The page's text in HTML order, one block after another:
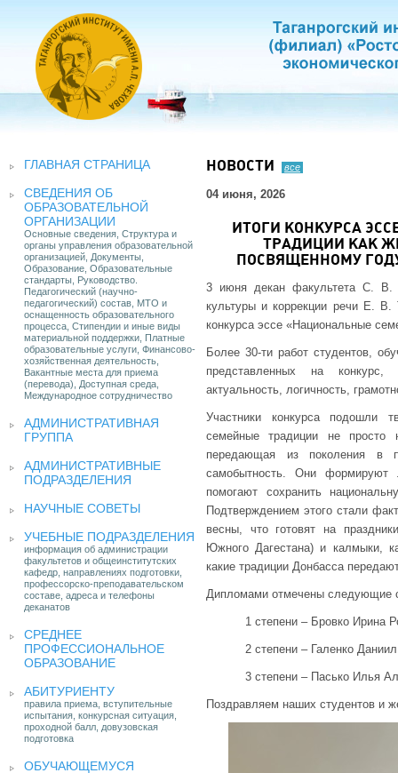
ГЛАВНАЯ СТРАНИЦА
СВЕДЕНИЯ ОБ
ОБРАЗОВАТЕЛЬНОЙ
ОРГАНИЗАЦИИ
Основные сведения, Структура и
органы управления образовательной
организацией, Документы,
Образование, Образовательные
стандарты, Руководство.
Педагогический (научно-
педагогический) состав, МТО и
оснащенность образовательного
процесса, Стипендии и иные виды
материальной поддержки, Платные
образовательные услуги, Финансово-
хозяйственная деятельность,
Вакантные места для приема
(перевода), Доступная среда,
Международное сотрудничество
АДМИНИСТРАТИВНАЯ
ГРУППА
АДМИНИСТРАТИВНЫЕ
ПОДРАЗДЕЛЕНИЯ
НАУЧНЫЕ СОВЕТЫ
УЧЕБНЫЕ ПОДРАЗДЕЛЕНИЯ
информация об администрации
факультетов и общеинститутских
кафедр, направлениях подготовки,
профессорско-преподавательском
составе, адреса и телефоны
деканатов
СРЕДНЕЕ
ПРОФЕССИОНАЛЬНОЕ
ОБРАЗОВАНИЕ
АБИТУРИЕНТУ
правила приема, вступительные
испытания, конкурсная ситуация,
проходной балл, довузовская
подготовка
ОБУЧАЮЩЕМУСЯ
НОВОСТИ все
04 июня, 2026
ИТОГИ КОНКУРСА
ТРАДИЦИИ КАК
ПОСВЯЩЕННОМУ
3 июня декан факультета С. В.
культуры и коррекции речи Е. В.
конкурса эссе «Национальные
Более 30-ти работ студентов,
представленных на
актуальность, логичность,
Участники конкурса подошли
семейные традиции не просто
передающая из поколения в
самобытность. Они формируют
помогают сохранить
Подтверждением этого стали
весны, что готовят на
Южного Дагестана) и калмыки,
какие традиции Донбасса
Дипломами отмечены следующие
1 степени – Бровко Ирина
2 степени – Галенко Даниил
3 степени – Пасько Илья
Поздравляем наших студентов и